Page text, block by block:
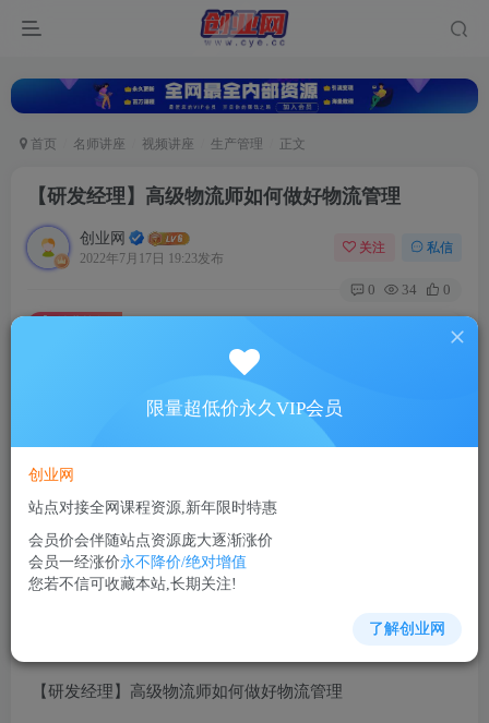
首页 名师讲座 视频讲座 生产管理 正文
【研发经理】高级物流师如何做好物流管理
创业网
2022年7月17日 19:23发布
关注 私信
0 34 0
【研发经理】高级物流师如何做好物流管理
此内容为付费资源，请付费后查看
5
超级会员
立即购买
您当前未登录！建议登陆后购买，可保存购买订单
【研发经理】高级物流师如何做好物流管理
限量超低价永久VIP会员
创业网
站点对接全网课程资源,新年限时特惠
会员价会伴随站点资源庞大逐渐涨价
会员一经涨价永不降价/绝对增值
您若不信可收藏本站,长期关注!
了解创业网